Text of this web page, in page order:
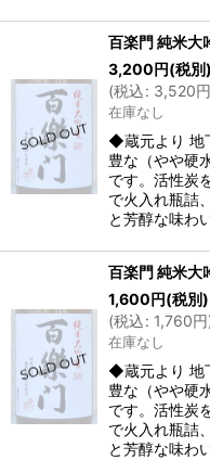
百楽門 純米大
3,200円(税別)
(税込: 3,520円
在庫なし
◆蔵元より 地
豊な（やや硬
です。活性炭
で火入れ瓶詰
と芳醇な味わ
百楽門 純米
1,600円(税別)
(税込: 1,760円
在庫なし
◆蔵元より 地
豊な（やや硬
です。活性炭
で火入れ瓶詰
と芳醇な味わ